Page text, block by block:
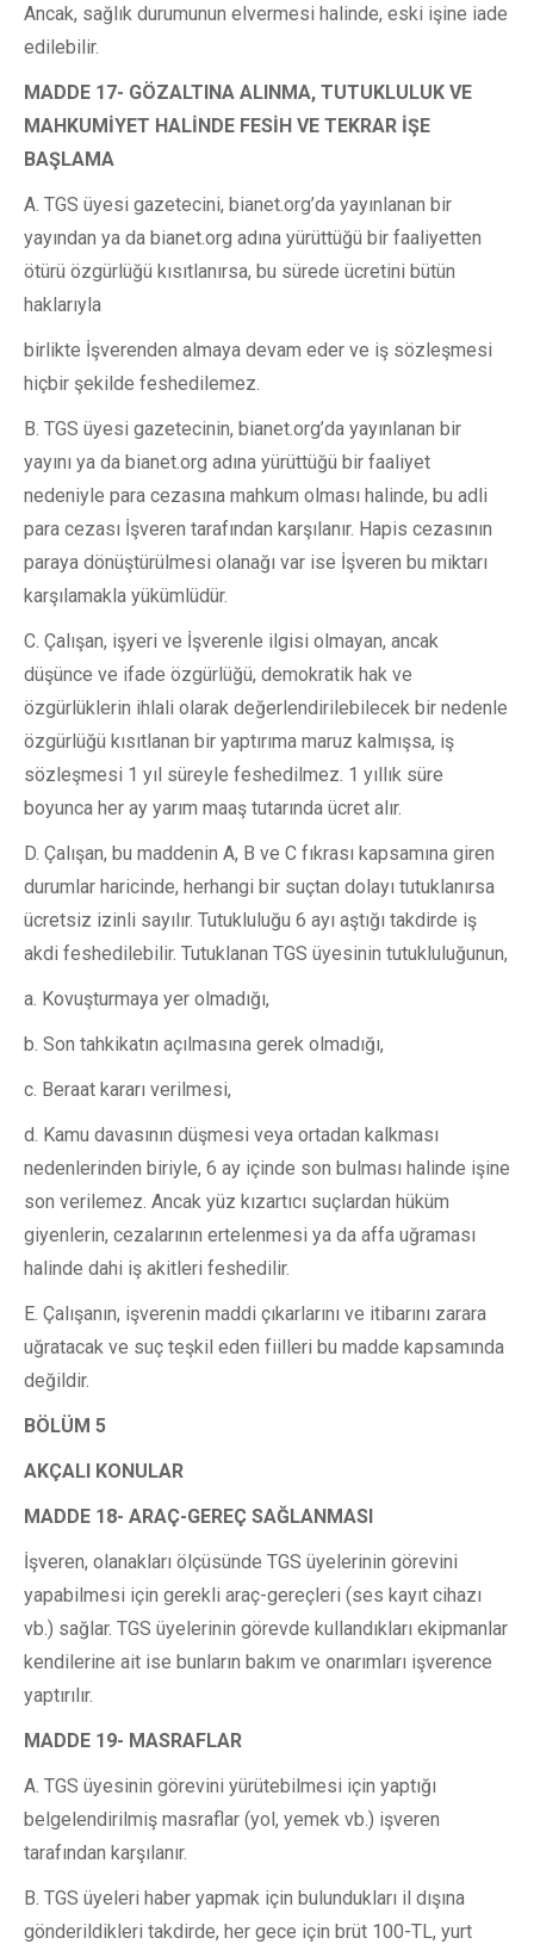
Ancak, sağlık durumunun elvermesi halinde, eski işine iade
edilebilir.
MADDE 17- GÖZALTINA ALINMA, TUTUKLULUK VE
MAHKUMİYET HALİNDE FESİH VE TEKRAR İŞE
BAŞLAMA
A. TGS üyesi gazetecini, bianet.org’da yayınlanan bir
yayından ya da bianet.org adına yürüttüğü bir faaliyetten
ötürü özgürlüğü kısıtlanırsa, bu sürede ücretini bütün
haklarıyla
birlikte İşverenden almaya devam eder ve iş sözleşmesi
hiçbir şekilde feshedilemez.
B. TGS üyesi gazetecinin, bianet.org’da yayınlanan bir
yayını ya da bianet.org adına yürüttüğü bir faaliyet
nedeniyle para cezasına mahkum olması halinde, bu adli
para cezası İşveren tarafından karşılanır. Hapis cezasının
paraya dönüştürülmesi olanağı var ise İşveren bu miktarı
karşılamakla yükümlüdür.
C. Çalışan, işyeri ve İşverenle ilgisi olmayan, ancak
düşünce ve ifade özgürlüğü, demokratik hak ve
özgürlüklerin ihlali olarak değerlendirilebilecek bir nedenle
özgürlüğü kısıtlanan bir yaptırıma maruz kalmışsa, iş
sözleşmesi 1 yıl süreyle feshedilmez. 1 yıllık süre
boyunca her ay yarım maaş tutarında ücret alır.
D. Çalışan, bu maddenin A, B ve C fıkrası kapsamına giren
durumlar haricinde, herhangi bir suçtan dolayı tutuklanırsa
ücretsiz izinli sayılır. Tutukluluğu 6 ayı aştığı takdirde iş
akdi feshedilebilir. Tutuklanan TGS üyesinin tutukluluğunun,
a. Kovuşturmaya yer olmadığı,
b. Son tahkikatın açılmasına gerek olmadığı,
c. Beraat kararı verilmesi,
d. Kamu davasının düşmesi veya ortadan kalkması
nedenlerinden biriyle, 6 ay içinde son bulması halinde işine
son verilemez. Ancak yüz kızartıcı suçlardan hüküm
giyenlerin, cezalarının ertelenmesi ya da affa uğraması
halinde dahi iş akitleri feshedilir.
E. Çalışanın, işverenin maddi çıkarlarını ve itibarını zarara
uğratacak ve suç teşkil eden fiilleri bu madde kapsamında
değildir.
BÖLÜM 5
AKÇALI KONULAR
MADDE 18- ARAÇ-GEREÇ SAĞLANMASI
İşveren, olanakları ölçüsünde TGS üyelerinin görevini
yapabilmesi için gerekli araç-gereçleri (ses kayıt cihazı
vb.) sağlar. TGS üyelerinin görevde kullandıkları ekipmanlar
kendilerine ait ise bunların bakım ve onarımları işverence
yaptırılır.
MADDE 19- MASRAFLAR
A. TGS üyesinin görevini yürütebilmesi için yaptığı
belgelendirilmiş masraflar (yol, yemek vb.) işveren
tarafından karşılanır.
B. TGS üyeleri haber yapmak için bulundukları il dışına
gönderildikleri takdirde, her gece için brüt 100-TL, yurt